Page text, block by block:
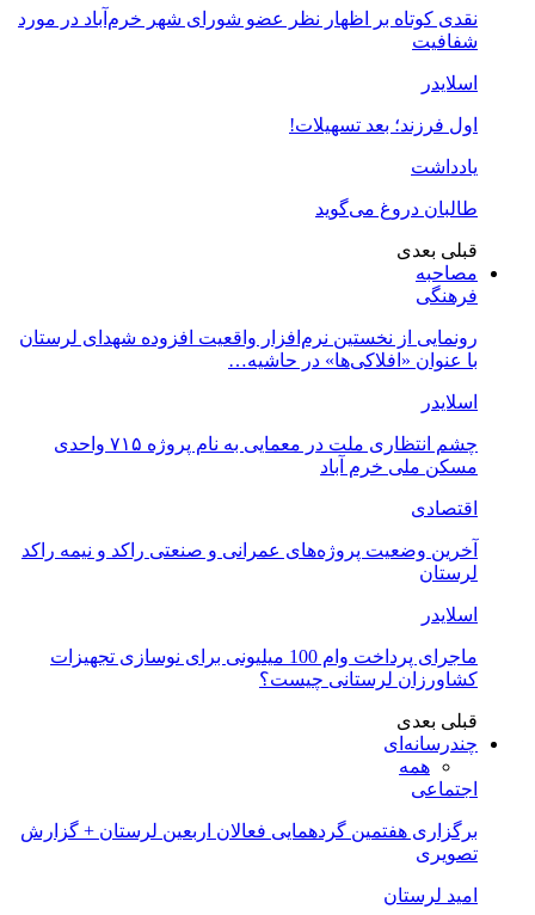
نقدی کوتاه بر اظهار نظر عضو شورای شهر خرم‌آباد در مورد
شفافیت
اسلایدر
اول فرزند؛ بعد تسهیلات!
یادداشت
طالبان دروغ می‌گوید
قبلی بعدی
مصاحبه
فرهنگی
رونمایی از نخستین نرم‌افزار واقعیت افزوده شهدای لرستان
با عنوان «افلاکی‌ها» در حاشیه…
اسلایدر
چشم انتظاری ملت در معمایی به نام پروژه ۷۱۵ واحدی
مسکن ملی خرم آباد
اقتصادی
آخرین وضعیت پروژه‌های عمرانی و صنعتی راکد و نیمه راکد
لرستان
اسلایدر
ماجرای پرداخت وام 100 میلیونی برای نوسازی تجهیزات
کشاورزان لرستانی چیست؟
قبلی بعدی
چندرسانه‌ای
همه
اجتماعی
برگزاری هفتمین گردهمایی فعالان اربعین لرستان + گزارش
تصویری
امید لرستان